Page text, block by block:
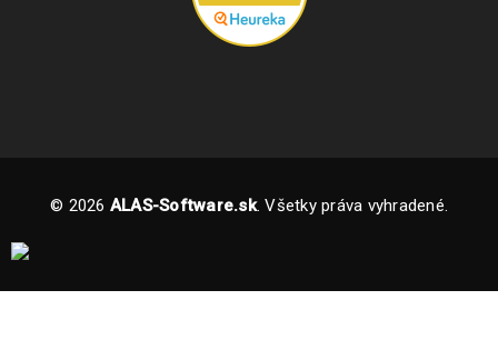
© 2026 ALAS-Software.sk. Všetky práva vyhradené.